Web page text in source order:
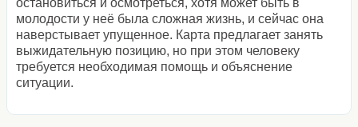
остановиться и осмотреться, хотя может быть в
молодости у неё была сложная жизнь, и сейчас она
наверстывает упущенное. Карта предлагает занять
выжидательную позицию, но при этом человеку
требуется необходимая помощь и объяснение
ситуации.